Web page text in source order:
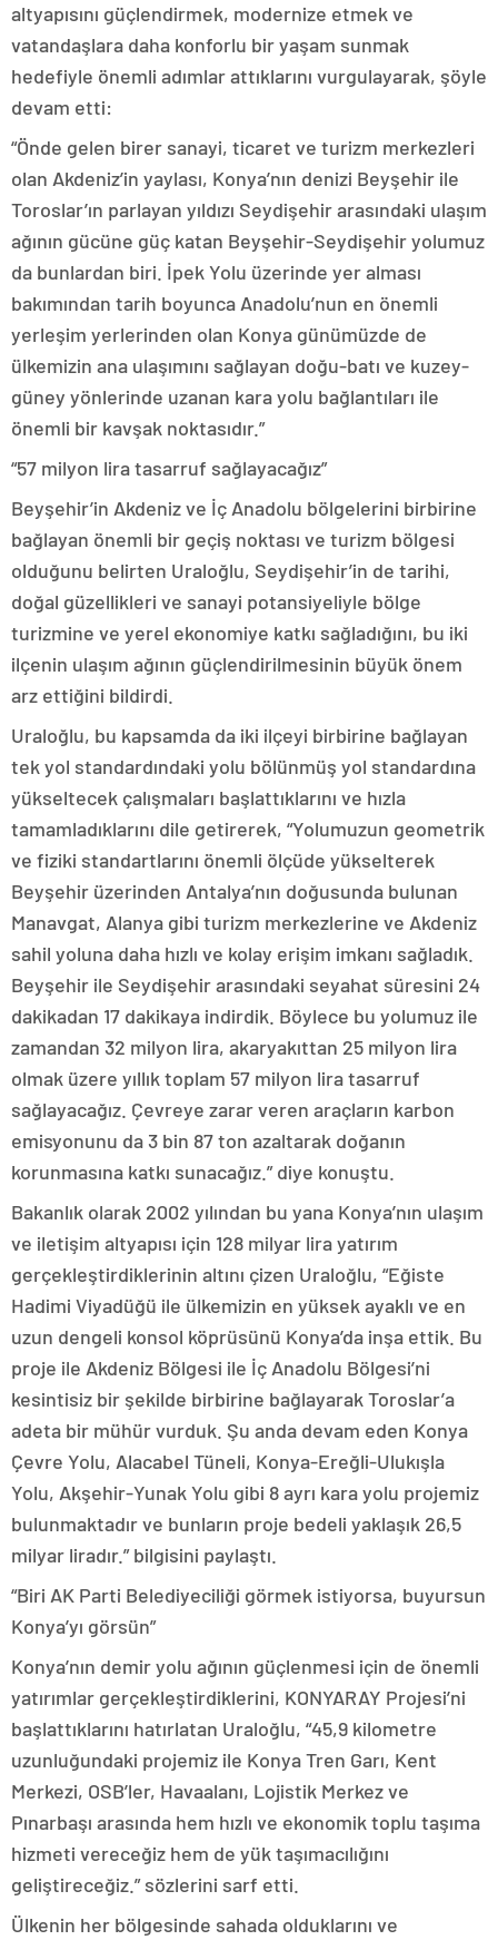
altyapısını güçlendirmek, modernize etmek ve
vatandaşlara daha konforlu bir yaşam sunmak
hedefiyle önemli adımlar attıklarını vurgulayarak, şöyle
devam etti:
“Önde gelen birer sanayi, ticaret ve turizm merkezleri
olan Akdeniz’in yaylası, Konya’nın denizi Beyşehir ile
Toroslar’ın parlayan yıldızı Seydişehir arasındaki ulaşım
ağının gücüne güç katan Beyşehir-Seydişehir yolumuz
da bunlardan biri. İpek Yolu üzerinde yer alması
bakımından tarih boyunca Anadolu’nun en önemli
yerleşim yerlerinden olan Konya günümüzde de
ülkemizin ana ulaşımını sağlayan doğu-batı ve kuzey-
güney yönlerinde uzanan kara yolu bağlantıları ile
önemli bir kavşak noktasıdır.”
“57 milyon lira tasarruf sağlayacağız”
Beyşehir’in Akdeniz ve İç Anadolu bölgelerini birbirine
bağlayan önemli bir geçiş noktası ve turizm bölgesi
olduğunu belirten Uraloğlu, Seydişehir’in de tarihi,
doğal güzellikleri ve sanayi potansiyeliyle bölge
turizmine ve yerel ekonomiye katkı sağladığını, bu iki
ilçenin ulaşım ağının güçlendirilmesinin büyük önem
arz ettiğini bildirdi.
Uraloğlu, bu kapsamda da iki ilçeyi birbirine bağlayan
tek yol standardındaki yolu bölünmüş yol standardına
yükseltecek çalışmaları başlattıklarını ve hızla
tamamladıklarını dile getirerek, “Yolumuzun geometrik
ve fiziki standartlarını önemli ölçüde yükselterek
Beyşehir üzerinden Antalya’nın doğusunda bulunan
Manavgat, Alanya gibi turizm merkezlerine ve Akdeniz
sahil yoluna daha hızlı ve kolay erişim imkanı sağladık.
Beyşehir ile Seydişehir arasındaki seyahat süresini 24
dakikadan 17 dakikaya indirdik. Böylece bu yolumuz ile
zamandan 32 milyon lira, akaryakıttan 25 milyon lira
olmak üzere yıllık toplam 57 milyon lira tasarruf
sağlayacağız. Çevreye zarar veren araçların karbon
emisyonunu da 3 bin 87 ton azaltarak doğanın
korunmasına katkı sunacağız.” diye konuştu.
Bakanlık olarak 2002 yılından bu yana Konya’nın ulaşım
ve iletişim altyapısı için 128 milyar lira yatırım
gerçekleştirdiklerinin altını çizen Uraloğlu, “Eğiste
Hadimi Viyadüğü ile ülkemizin en yüksek ayaklı ve en
uzun dengeli konsol köprüsünü Konya’da inşa ettik. Bu
proje ile Akdeniz Bölgesi ile İç Anadolu Bölgesi’ni
kesintisiz bir şekilde birbirine bağlayarak Toroslar’a
adeta bir mühür vurduk. Şu anda devam eden Konya
Çevre Yolu, Alacabel Tüneli, Konya-Ereğli-Ulukışla
Yolu, Akşehir-Yunak Yolu gibi 8 ayrı kara yolu projemiz
bulunmaktadır ve bunların proje bedeli yaklaşık 26,5
milyar liradır.” bilgisini paylaştı.
“Biri AK Parti Belediyeciliği görmek istiyorsa, buyursun
Konya’yı görsün”
Konya’nın demir yolu ağının güçlenmesi için de önemli
yatırımlar gerçekleştirdiklerini, KONYARAY Projesi’ni
başlattıklarını hatırlatan Uraloğlu, “45,9 kilometre
uzunluğundaki projemiz ile Konya Tren Garı, Kent
Merkezi, OSB’ler, Havaalanı, Lojistik Merkez ve
Pınarbaşı arasında hem hızlı ve ekonomik toplu taşıma
hizmeti vereceğiz hem de yük taşımacılığını
geliştireceğiz.” sözlerini sarf etti.
Ülkenin her bölgesinde sahada olduklarını ve